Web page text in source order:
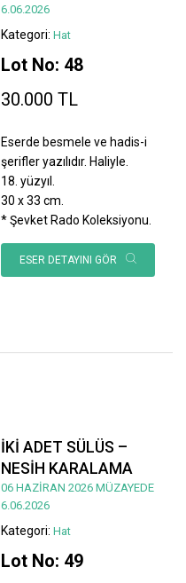
6.06.2026
Kategori: Hat
Lot No: 48
30.000 TL
Eserde besmele ve hadis-i
şerifler yazılıdır. Haliyle.
18. yüzyıl.
30 x 33 cm.
* Şevket Rado Koleksiyonu.
ESER DETAYINI GÖR
İKİ ADET SÜLÜS –
NESİH KARALAMA
06 HAZİRAN 2026 MÜZAYEDE
6.06.2026
Kategori: Hat
Lot No: 49